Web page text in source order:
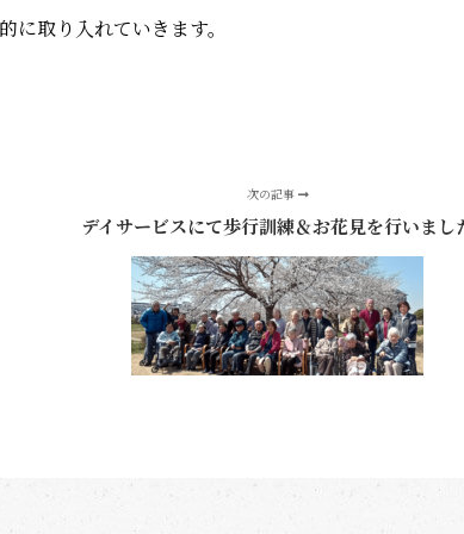
取り入れていきます。
次の記事
デイサービスにて歩行訓練＆お花見を行いまし